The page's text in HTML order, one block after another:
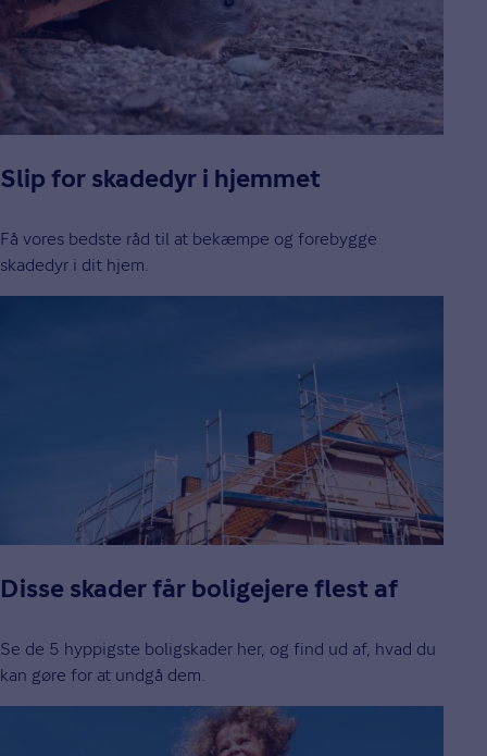
Slip for skadedyr i hjemmet
Få vores bedste råd til at bekæmpe og forebygge
skadedyr i dit hjem.
Disse skader får boligejere flest af
Se de 5 hyppigste boligskader her, og find ud af, hvad du
kan gøre for at undgå dem.